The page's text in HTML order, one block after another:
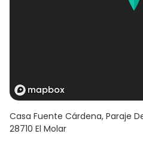
Casa Fuente Cárdena, Paraje
28710 El Molar